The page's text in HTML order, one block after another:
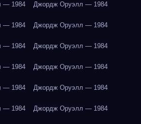
— 1984 Джордж Оруэлл — 1984
— 1984 Джордж Оруэлл — 1984
— 1984 Джордж Оруэлл — 1984
— 1984 Джордж Оруэлл — 1984
— 1984 Джордж Оруэлл — 1984
— 1984 Джордж Оруэлл — 1984